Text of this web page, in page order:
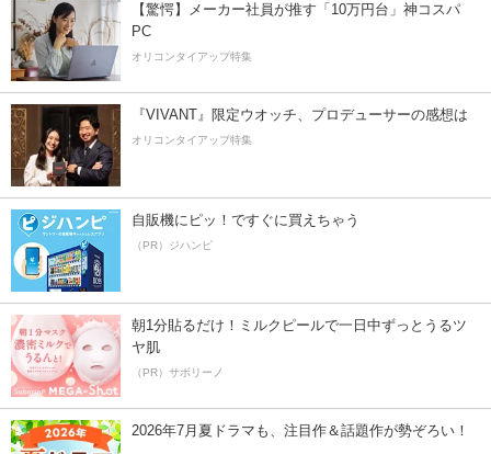
【驚愕】メーカー社員が推す「10万円台」神コスパ
PC
オリコンタイアップ特集
『VIVANT』限定ウオッチ、プロデューサーの感想は
オリコンタイアップ特集
自販機にピッ！ですぐに買えちゃう
（PR）ジハンピ
朝1分貼るだけ！ミルクピールで一日中ずっとうるツ
ヤ肌
（PR）サボリーノ
2026年7月夏ドラマも、注目作＆話題作が勢ぞろい！